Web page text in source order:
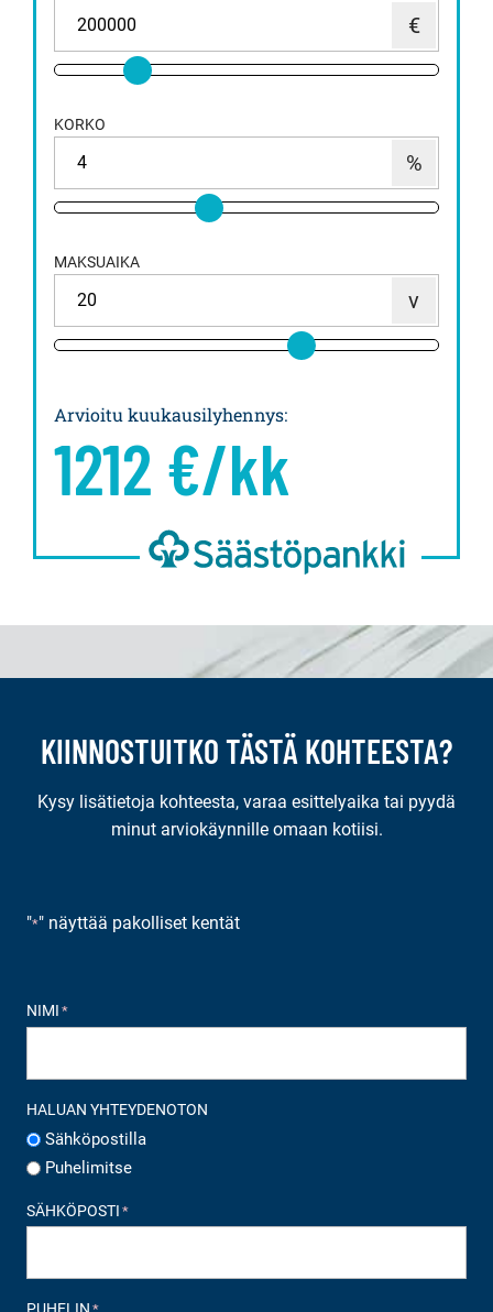
KORKO
MAKSUAIKA
Arvioitu kuukausilyhennys:
1212 €/kk
KIINNOSTUITKO TÄSTÄ KOHTEESTA?
Kysy lisätietoja kohteesta, varaa esittelyaika tai pyydä
minut arviokäynnille omaan kotiisi.
"*" näyttää pakolliset kentät
NIMI *
HALUAN YHTEYDENOTON
Sähköpostilla
Puhelimitse
SÄHKÖPOSTI *